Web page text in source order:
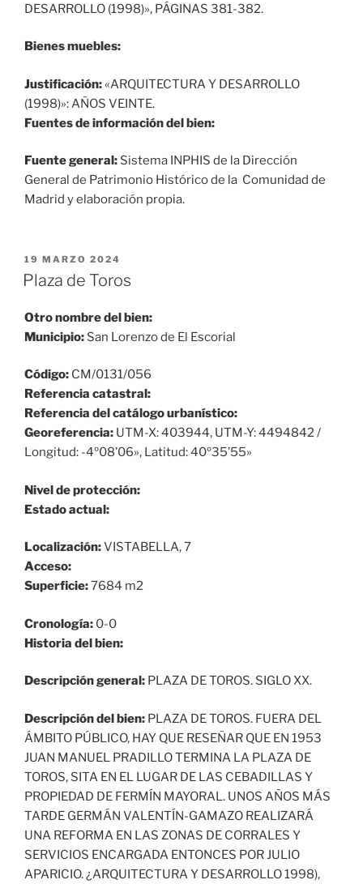
DESARROLLO (1998)», PÁGINAS 381-382.
Bienes muebles:
Justificación:«ARQUITECTURA Y DESARROLLO
(1998)»: AÑOS VEINTE.
Fuentes de información del bien:
Fuente general: Sistema INPHIS de la Dirección
General de Patrimonio Histórico de la Comunidad de
Madrid y elaboración propia.
PUBLICADO
EL
19 MARZO 2024
Plaza de Toros
Otro nombre del bien:
Municipio: San Lorenzo de El Escorial
Código: CM/0131/056
Referencia catastral:
Referencia del catálogo urbanístico:
Georeferencia: UTM-X: 403944, UTM-Y: 4494842 /
Longitud: -4º08’06», Latitud: 40º35’55»
Nivel de protección:
Estado actual:
Localización:VISTABELLA, 7
Acceso:
Superficie:7684 m2
Cronología: 0-0
Historia del bien:
Descripción general: PLAZA DE TOROS. SIGLO XX.
Descripción del bien: PLAZA DE TOROS. FUERA DEL
ÁMBITO PÚBLICO, HAY QUE RESEÑAR QUE EN 1953
JUAN MANUEL PRADILLO TERMINA LA PLAZA DE
TOROS, SITA EN EL LUGAR DE LAS CEBADILLAS Y
PROPIEDAD DE FERMÍN MAYORAL. UNOS AÑOS MÁS
TARDE GERMÁN VALENTÍN-GAMAZO REALIZARÁ
UNA REFORMA EN LAS ZONAS DE CORRALES Y
SERVICIOS ENCARGADA ENTONCES POR JULIO
APARICIO. ¿ARQUITECTURA Y DESARROLLO 1998),